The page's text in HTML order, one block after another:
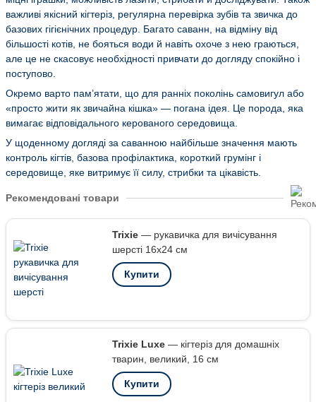
важливі якісний кігтеріз, регулярна перевірка зубів та звичка до
базових гігієнічних процедур. Багато саванн, на відміну від
більшості котів, не бояться води й навіть охоче з нею граються,
але це не скасовує необхідності привчати до догляду спокійно і
поступово.
Окремо варто пам’ятати, що для ранніх поколінь самовигул або
«просто жити як звичайна кішка» — погана ідея. Це порода, яка
вимагає відповідального керованого середовища.
У щоденному догляді за саванною найбільше значення мають
контроль кігтів, базова профілактика, короткий грумінг і
середовище, яке витримує її силу, стрибки та цікавість.
Рекомендовані товари
Trixie— рукавичка для вичісування
шерсті 16х24 см
Купити
Trixie Luxe— кігтеріз для домашніх
тварин, великий, 16 см
Купити